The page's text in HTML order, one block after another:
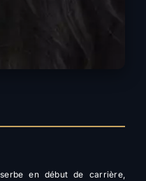
en début de carrière,